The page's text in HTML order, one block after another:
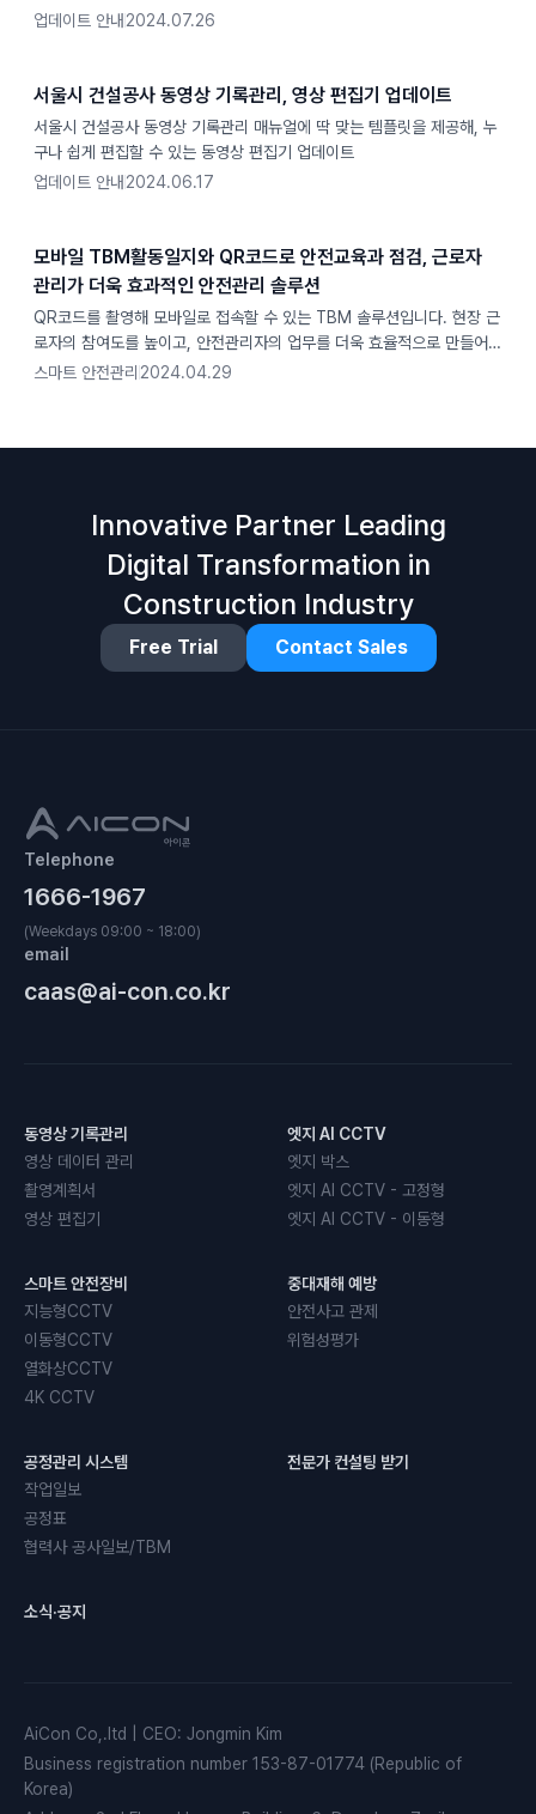
업데이트 안내 2024.07.26
서울시 건설공사 동영상 기록관리, 영상 편집기 업데이트
서울시 건설공사 동영상 기록관리 매뉴얼에 딱 맞는 템플릿을 제공해, 누
구나 쉽게 편집할 수 있는 동영상 편집기 업데이트
업데이트 안내 2024.06.17
모바일 TBM활동일지와 QR코드로 안전교육과 점검, 근로자
관리가 더욱 효과적인 안전관리 솔루션
QR코드를 촬영해 모바일로 접속할 수 있는 TBM 솔루션입니다. 현장 근
로자의 참여도를 높이고, 안전관리자의 업무를 더욱 효율적으로 만들어줍
니다.
스마트 안전관리 2024.04.29
Innovative Partner Leading
Digital Transformation in
Construction Industry
Free Trial Contact Sales
Telephone
1666-1967
(Weekdays 09:00 ~ 18:00)
email
caas@ai-con.co.kr
동영상 기록관리
영상 데이터 관리
촬영계획서
영상 편집기
엣지 AI CCTV
엣지 박스
엣지 AI CCTV - 고정형
엣지 AI CCTV - 이동형
스마트 안전장비
지능형CCTV
이동형CCTV
열화상CCTV
4K CCTV
중대재해 예방
안전사고 관제
위험성평가
공정관리 시스템
작업일보
공정표
협력사 공사일보/TBM
전문가 컨설팅 받기
소식·공지
AiCon Co,.ltd CEO: Jongmin Kim
Business registration number 153-87-01774 (Republic of
Korea)